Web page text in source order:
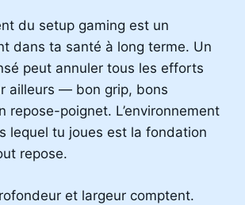
du setup gaming est un
dans ta santé à long terme. Un
peut annuler tous les efforts
ailleurs — bon grip, bons
repose-poignet. L’environnement
lequel tu joues est la fondation
repose.
et largeur comptent.